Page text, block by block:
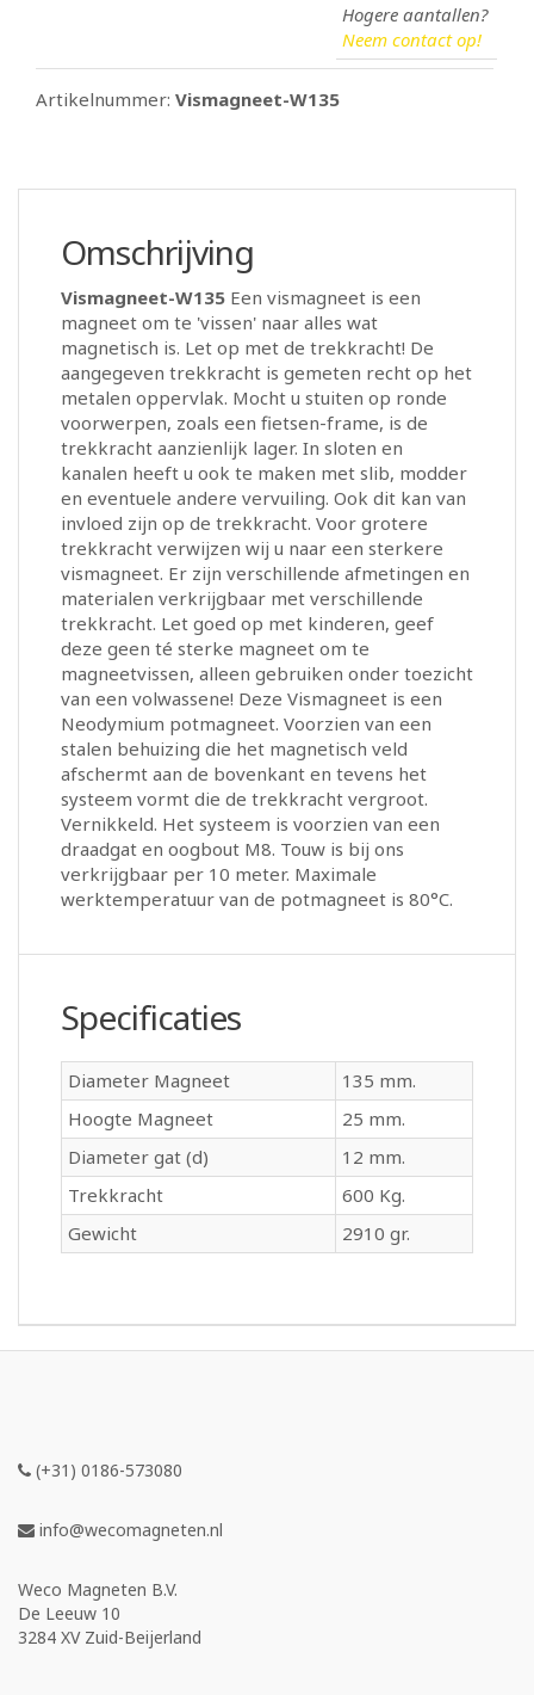
Hogere aantallen?
Neem contact op!
Artikelnummer: Vismagneet-W135
Omschrijving
Vismagneet-W135 Een vismagneet is een
magneet om te 'vissen' naar alles wat
magnetisch is. Let op met de trekkracht! De
aangegeven trekkracht is gemeten recht op het
metalen oppervlak. Mocht u stuiten op ronde
voorwerpen, zoals een fietsen-frame, is de
trekkracht aanzienlijk lager. In sloten en
kanalen heeft u ook te maken met slib, modder
en eventuele andere vervuiling. Ook dit kan van
invloed zijn op de trekkracht. Voor grotere
trekkracht verwijzen wij u naar een sterkere
vismagneet. Er zijn verschillende afmetingen en
materialen verkrijgbaar met verschillende
trekkracht. Let goed op met kinderen, geef
deze geen té sterke magneet om te
magneetvissen, alleen gebruiken onder toezicht
van een volwassene! Deze Vismagneet is een
Neodymium potmagneet. Voorzien van een
stalen behuizing die het magnetisch veld
afschermt aan de bovenkant en tevens het
systeem vormt die de trekkracht vergroot.
Vernikkeld. Het systeem is voorzien van een
draadgat en oogbout M8. Touw is bij ons
verkrijgbaar per 10 meter. Maximale
werktemperatuur van de potmagneet is 80°C.
Specificaties
Diameter Magneet
135 mm.
Hoogte Magneet
25 mm.
Diameter gat (d)
12 mm.
Trekkracht
600 Kg.
Gewicht
2910 gr.
(+31) 0186-573080
info@wecomagneten.nl
Weco Magneten B.V.
De Leeuw 10
3284 XV Zuid-Beijerland